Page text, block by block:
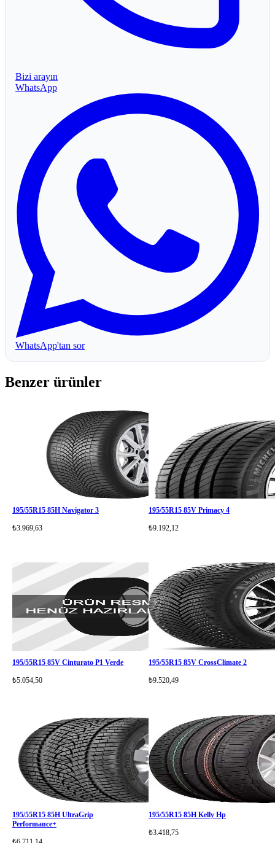
Bizi arayın
WhatsApp
WhatsApp'tan sor
Benzer ürünler
195/55R15 85H Navigator 3
₺3.969,63
195/55R15 85V Primacy 4
₺9.192,12
195/55R15 85V Cinturato P1 Verde
₺5.054,50
195/55R15 85V CrossClimate 2
₺9.520,49
195/55R15 85H UltraGrip
Performance+
195/55R15 85H Kelly Hp
₺3.418,75